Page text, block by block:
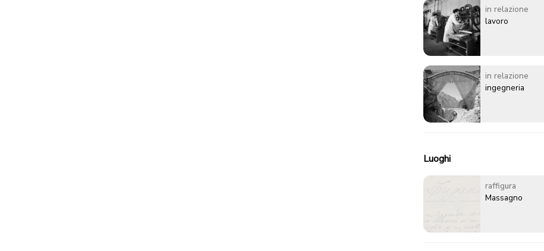
in relazione
lavoro
in relazione
ingegneria
Luoghi
raffigura
Massagno